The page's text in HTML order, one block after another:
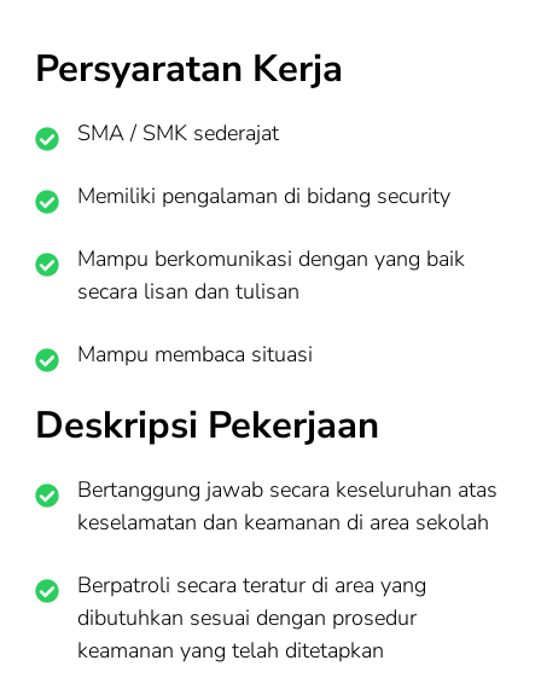
Persyaratan Kerja
SMA / SMK sederajat
Memiliki pengalaman di bidang security
Mampu berkomunikasi dengan yang baik
secara lisan dan tulisan
Mampu membaca situasi
Deskripsi Pekerjaan
Bertanggung jawab secara keseluruhan atas
keselamatan dan keamanan di area sekolah
Berpatroli secara teratur di area yang
dibutuhkan sesuai dengan prosedur
keamanan yang telah ditetapkan